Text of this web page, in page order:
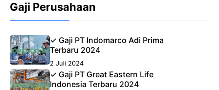
Gaji Perusahaan
✓ Gaji PT Indomarco Adi Prima
Terbaru 2024
2 Juli 2024
✓ Gaji PT Great Eastern Life
Indonesia Terbaru 2024